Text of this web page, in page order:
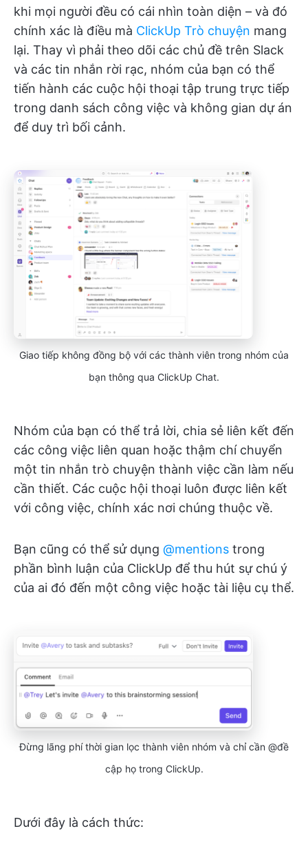
khi mọi người đều có cái nhìn toàn diện – và đó
chính xác là điều mà ClickUp Trò chuyện mang
lại. Thay vì phải theo dõi các chủ đề trên Slack
và các tin nhắn rời rạc, nhóm của bạn có thể
tiến hành các cuộc hội thoại tập trung trực tiếp
trong danh sách công việc và không gian dự án
để duy trì bối cảnh.
Giao tiếp không đồng bộ với các thành viên trong nhóm của
bạn thông qua ClickUp Chat.
Nhóm của bạn có thể trả lời, chia sẻ liên kết đến
các công việc liên quan hoặc thậm chí chuyển
một tin nhắn trò chuyện thành việc cần làm nếu
cần thiết. Các cuộc hội thoại luôn được liên kết
với công việc, chính xác nơi chúng thuộc về.
Bạn cũng có thể sử dụng @mentions trong
phần bình luận của ClickUp để thu hút sự chú ý
của ai đó đến một công việc hoặc tài liệu cụ thể.
Đừng lãng phí thời gian lọc thành viên nhóm và chỉ cần @đề
cập họ trong ClickUp.
Dưới đây là cách thức: